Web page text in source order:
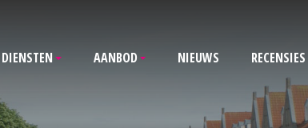
DIENSTEN AANBOD NIEUWS RECENSIES